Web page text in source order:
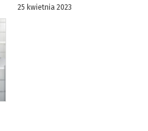
25 kwietnia 2023